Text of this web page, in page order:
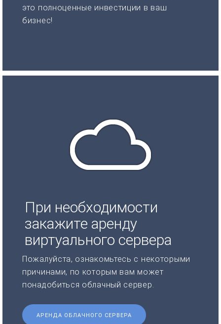
это полноценные инвестиции в ваш
бизнес!
При необходимости
закажите аренду
виртуального сервера
Пожалуйста, ознакомьтесь с некоторыми
причинами, по которым вам может
понадобиться облачный сервер.
АРЕНДА ОБЛАЧНОГО СЕРВЕРА